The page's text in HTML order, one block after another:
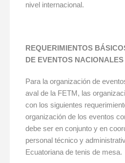
nivel internacional.
REQUERIMIENTOS
DE EVENTOS NACIONALES
Para la organización de
aval de la FETM, las
con los siguientes
organización de los eventos
debe ser en conjunto y en
personal técnico y
Ecuatoriana de tenis de mesa.